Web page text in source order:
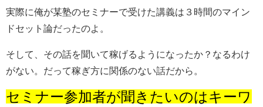
実際に俺が某塾のセミナーで受けた講義は３時間のマイン
ドセット論だったのよ。
そして、その話を聞いて稼げるようになったか？なるわけ
がない。だって稼ぎ方に関係のない話だから。
セミナー参加者が聞きたいのはキーワ